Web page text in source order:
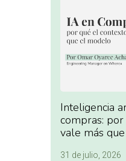
Inteligencia
compras:
vale más
31 de julio, 2026